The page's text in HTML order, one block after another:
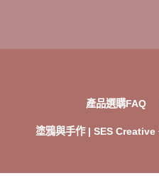
產品選購FAQ
塗鴉與手作 | SES Creative